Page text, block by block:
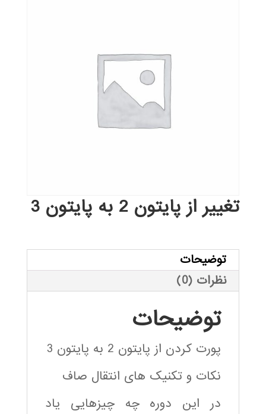
تغییر از پایتون 2 به پایتون 3
توضیحات
نظرات (0)
توضیحات
پورت کردن از پایتون 2 به پایتون 3
نکات و تکنیک های انتقال صاف
در این دوره چه چیزهایی یاد